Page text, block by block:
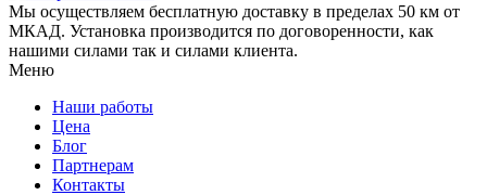
Мы осуществляем бесплатную доставку в пределах 50 км от
МКАД. Установка производится по договоренности, как
нашими силами так и силами клиента.
Меню
Наши работы
Цена
Блог
Партнерам
Контакты